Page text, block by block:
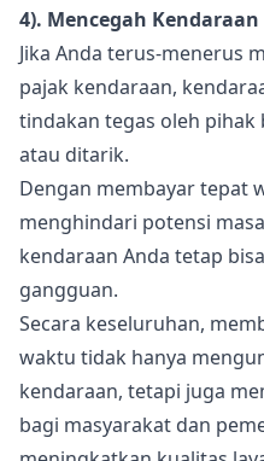
4). Mencegah
Jika Anda terus-menerus
pajak kendaraan,
tindakan tegas oleh
atau ditarik.
Dengan membayar tepat
menghindari potensi
kendaraan Anda tetap
gangguan.
Secara keseluruhan,
waktu tidak hanya
kendaraan, tetapi juga
bagi masyarakat dan